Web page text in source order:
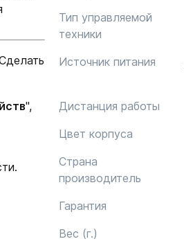
",
Тип управляемой
техники
Источник питания
Дистанция работы
Цвет корпуса
Страна
производитель
Гарантия
Вес (г.)